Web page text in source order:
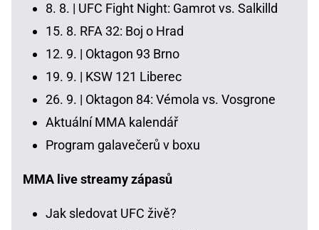
8. 8. | UFC Fight Night: Gamrot vs. Salkilld
15. 8. RFA 32: Boj o Hrad
12. 9. | Oktagon 93 Brno
19. 9. | KSW 121 Liberec
26. 9. | Oktagon 84: Vémola vs. Vosgrone
Aktuální MMA kalendář
Program galavečerů v boxu
MMA live streamy zápasů
Jak sledovat UFC živě?